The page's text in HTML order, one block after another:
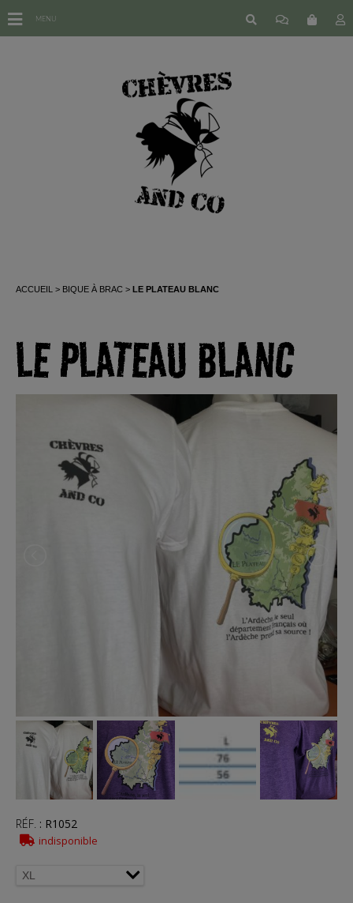
ACCUEIL BIQUE À BRAC LE PLATEAU BLANC
LE PLATEAU BLANC
RÉF. : R1052
indisponible
MENU